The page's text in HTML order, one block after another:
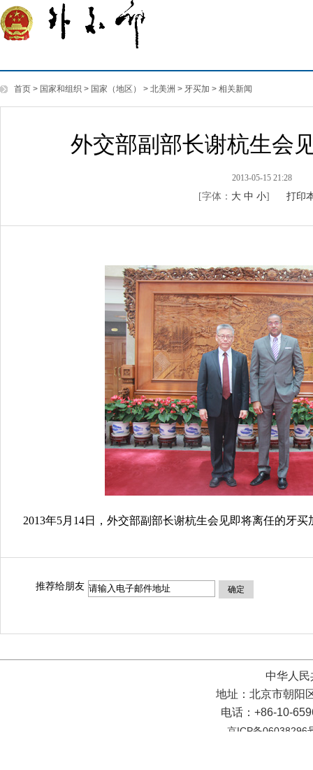
首页 > 国家和组织 > 国家（地区） > 北美洲 > 牙买加 > 相关新闻
外交部副部长谢杭生会
2013-05-15 21:28
[字体： 大 中 小] 打印
2013年5月14日，外交部副部长谢杭生会见即将离任的牙买
推荐给朋友 确定
中华人
地址：北京市朝阳
电话：+86-10-
京ICP备06038296